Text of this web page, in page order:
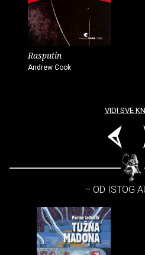
Rasputin
Andrew Cook
VIDI SVE
– OD ISTOG